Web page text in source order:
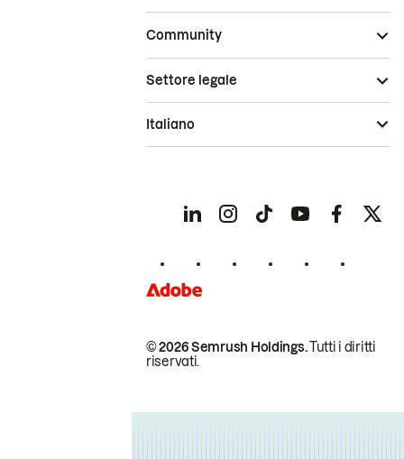
Community
© 2026 Semrush Holdings.Tutti i diritti
riservati.
Settore legale
Italiano